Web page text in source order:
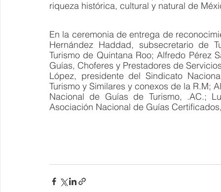
riqueza histórica, cultural y natural de
En la ceremonia de entrega de
Hernández Haddad, subsecretario de
Turismo de Quintana Roo; Alfredo Pérez
Guías, Choferes y Prestadores de
López, presidente del Sindicato
Turismo y Similares y conexos de la R.M;
Nacional de Guías de Turismo, .AC.;
Asociación Nacional de Guías